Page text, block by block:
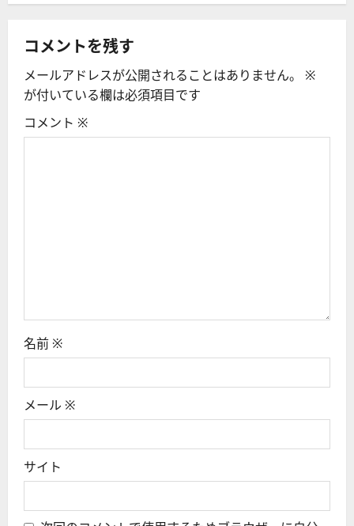
シ
ョ
ン
コメントを残す
メールアドレスが公開されることはありません。
※
が付いている欄は必須項目です
コメント ※
名前 ※
メール ※
サイト